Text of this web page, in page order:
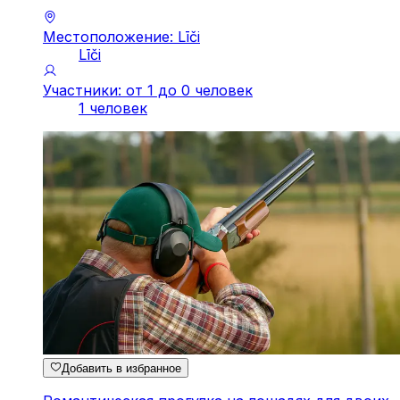
Местоположение: Līči
Līči
Участники: от 1 до 0 человек
1 человек
Добавить в избранное